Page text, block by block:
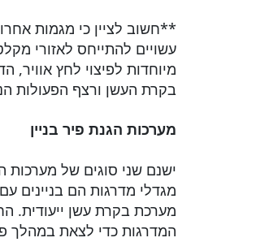
עשויים להתייחס לאזורי
מיוחדות לפיצוי לחץ
בקרת העשן ורצף הפעולות
מערכות הגנת פיר בניין
ישנם שני סוגים של מערכות
מגדלי מדרגות הם בניינים
מערכת בקרת עשן ייעודית.
המדרגות כדי לצאת במהלך